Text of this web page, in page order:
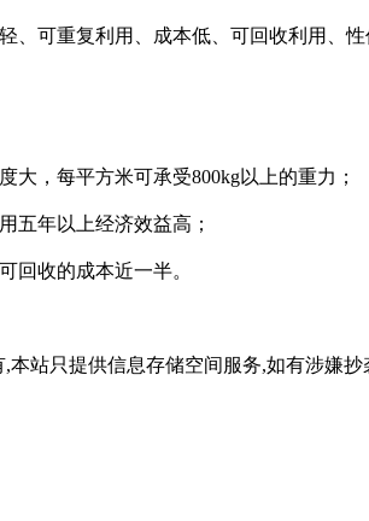
可重复利用、成本低、可回收利用、性
，每平方米可承受800kg以上的重力；
五年以上经济效益高；
回收的成本近一半。
站只提供信息存储空间服务,如有涉嫌抄